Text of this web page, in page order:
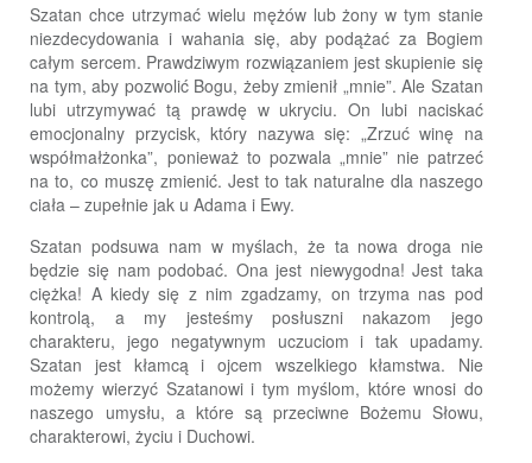
Szatan chce utrzymać wielu mężów lub żony w tym stanie
niezdecydowania i wahania się, aby podążać za Bogiem
całym sercem. Prawdziwym rozwiązaniem jest skupienie się
na tym, aby pozwolić Bogu, żeby zmienił „mnie”. Ale Szatan
lubi utrzymywać tą prawdę w ukryciu. On lubi naciskać
emocjonalny przycisk, który nazywa się: „Zrzuć winę na
współmałżonka”, ponieważ to pozwala „mnie” nie patrzeć
na to, co muszę zmienić. Jest to tak naturalne dla naszego
ciała – zupełnie jak u Adama i Ewy.
Szatan podsuwa nam w myślach, że ta nowa droga nie
będzie się nam podobać. Ona jest niewygodna! Jest taka
ciężka! A kiedy się z nim zgadzamy, on trzyma nas pod
kontrolą, a my jesteśmy posłuszni nakazom jego
charakteru, jego negatywnym uczuciom i tak upadamy.
Szatan jest kłamcą i ojcem wszelkiego kłamstwa. Nie
możemy wierzyć Szatanowi i tym myślom, które wnosi do
naszego umysłu, a które są przeciwne Bożemu Słowu,
charakterowi, życiu i Duchowi.